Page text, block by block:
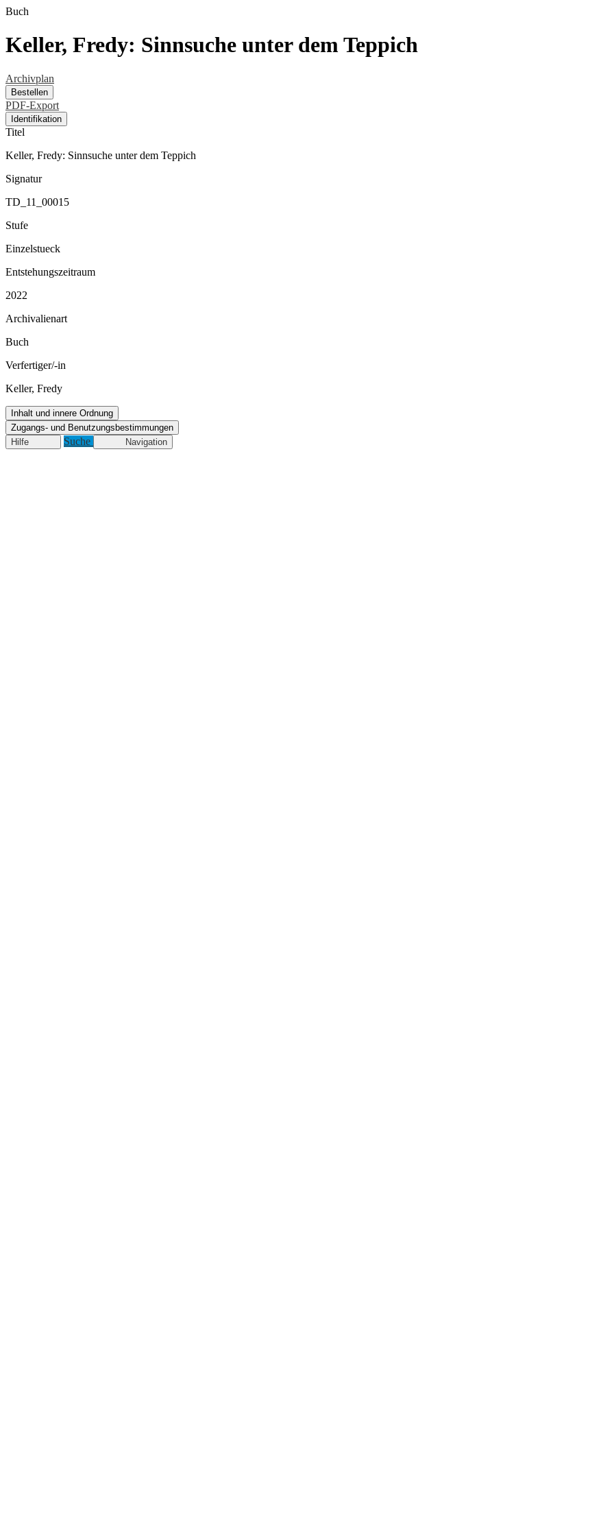
Buch
Keller, Fredy: Sinnsuche unter dem Teppich
Archivplan
Bestellen
PDF-Export
Identifikation
Titel
Keller, Fredy: Sinnsuche unter dem Teppich
Signatur
TD_11_00015
Stufe
Einzelstueck
Entstehungszeitraum
2022
Archivalienart
Buch
Verfertiger/-in
Keller, Fredy
Inhalt und innere Ordnung
Zugangs- und Benutzungsbestimmungen
Hilfe
Suche Navigation